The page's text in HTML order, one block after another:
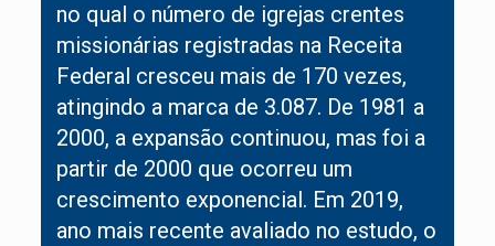
no qual o número de igrejas crentes
missionárias registradas na Receita
Federal cresceu mais de 170 vezes,
atingindo a marca de 3.087. De 1981 a
2000, a expansão continuou, mas foi a
partir de 2000 que ocorreu um
crescimento exponencial. Em 2019,
ano mais recente avaliado no estudo, o